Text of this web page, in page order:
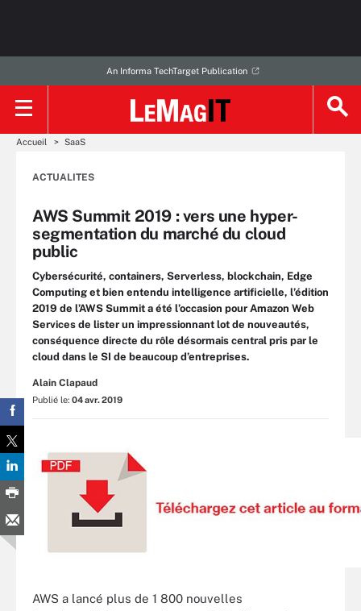
An Informa TechTarget Publication
Accueil SaaS
ACTUALITES
AWS Summit 2019 : vers une hyper-
segmentation du marché du cloud
public
Cybersécurité, containers, Serverless, blockchain, Edge
Computing et bien entendu intelligence artificielle, l’édition
2019 de l’AWS Summit a été l’occasion pour Amazon Web
Services de lister un impressionnant lot de nouveautés,
conséquence directe du rôle désormais central pris par le
cloud dans le SI de beaucoup d’entreprises.
Alain Clapaud
Publié le: 04 avr. 2019
AWS a lancé plus de 1 800 nouvelles